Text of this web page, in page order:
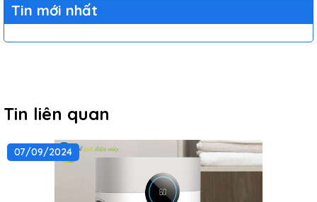
Tin mới nhất
Tin liên quan
07/09/2024